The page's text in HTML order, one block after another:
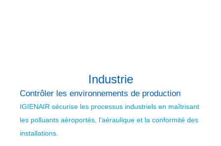
Industrie
Contrôler les environnements de production
IGIENAIR sécurise les processus industriels en maîtrisant
les polluants aéroportés, l’aéraulique et la conformité des
installations.